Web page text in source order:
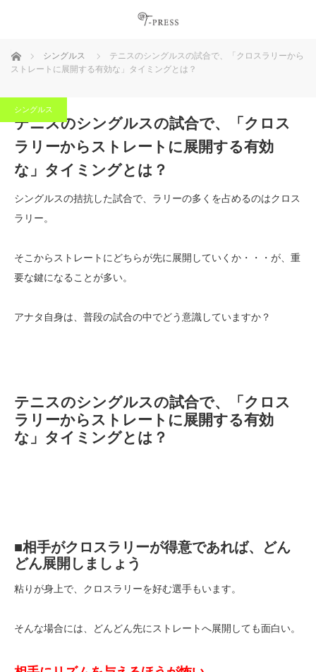
ホーム シングルス
テニスのシングルスの試合で、「クロスラリーから
ストレートに展開する有効な」タイミングとは？
シングルス
テニスのシングルスの試合で、「クロス
ラリーからストレートに展開する有効
な」タイミングとは？
シングルスの拮抗した試合で、ラリーの多くを占めるのはクロス
ラリー。
そこからストレートにどちらが先に展開していくか・・・が、重
要な鍵になることが多い。
アナタ自身は、普段の試合の中でどう意識していますか？
テニスのシングルスの試合で、「クロス
ラリーからストレートに展開する有効
な」タイミングとは？
■相手がクロスラリーが得意であれば、どん
どん展開しましょう
粘りが身上で、クロスラリーを好む選手もいます。
そんな場合には、どんどん先にストレートへ展開しても面白い。